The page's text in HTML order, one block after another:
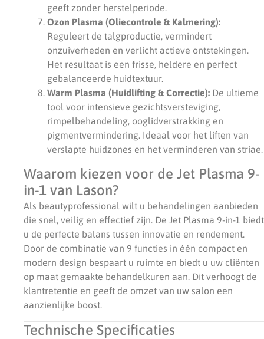
geeft zonder herstelperiode.
Ozon Plasma (Oliecontrole & Kalmering):
Reguleert de talgproductie, vermindert
onzuiverheden en verlicht actieve ontstekingen.
Het resultaat is een frisse, heldere en perfect
gebalanceerde huidtextuur.
Warm Plasma (Huidlifting & Correctie): De ultieme
tool voor intensieve gezichtsversteviging,
rimpelbehandeling, ooglidverstrakking en
pigmentvermindering. Ideaal voor het liften van
verslapte huidzones en het verminderen van striae.
Waarom kiezen voor de Jet Plasma 9-
in-1 van Lason?
Als beautyprofessional wilt u behandelingen aanbieden
die snel, veilig en effectief zijn. De Jet Plasma 9-in-1 biedt
u de perfecte balans tussen innovatie en rendement.
Door de combinatie van 9 functies in één compact en
modern design bespaart u ruimte en biedt u uw cliënten
op maat gemaakte behandelkuren aan. Dit verhoogt de
klantretentie en geeft de omzet van uw salon een
aanzienlijke boost.
Technische Specificaties